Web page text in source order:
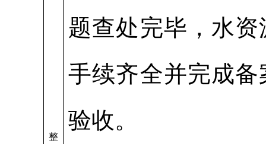
整
题查处完毕，水
手续齐全并完成
验收。